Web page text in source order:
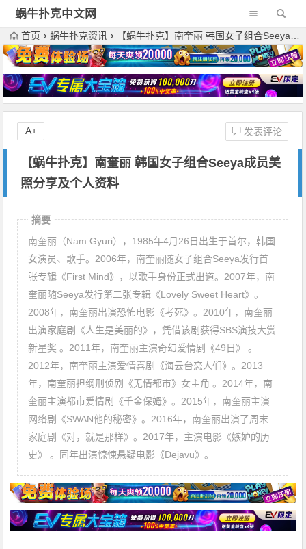
蜗牛扑克中文网
首页 蜗牛扑克资讯 【蜗牛扑克】南奎丽 韩国女子组合Seeya成员美照分享及个人资料
【蜗牛扑克】南奎丽 韩国女子组合Seeya成员美
照分享及个人资料
发表评论
A+
摘要
南奎丽（Nam Gyuri），1985年4月26日出生于首尔，韩国
女演员、歌手。2006年，南奎丽随女子组合Seeya发行首
张专辑《First Mind》，以歌手身份正式出道。2007年，南
奎丽随Seeya发行第二张专辑《Lovely Sweet Heart》。
2008年，南奎丽出演恐怖电影《考死》。2010年，南奎丽
出演家庭剧《人生是美丽的》，凭借该剧获得SBS演技大赏
新星奖 。2011年，南奎丽主演奇幻爱情剧《49日》 。
2012年，南奎丽主演爱情喜剧《海云台恋人们》。2013
年，南奎丽担纲刑侦剧《无情都市》女主角 。2014年，南
奎丽主演都市爱情剧《千金保姆》。2015年，南奎丽主演
网络剧《SWAN他的秘密》。2016年，南奎丽出演了周末
家庭剧《对，就是那样》。2017年，主演电影《嫉妒的历
史》 。同年出演惊悚悬疑电影《Dejavu》。